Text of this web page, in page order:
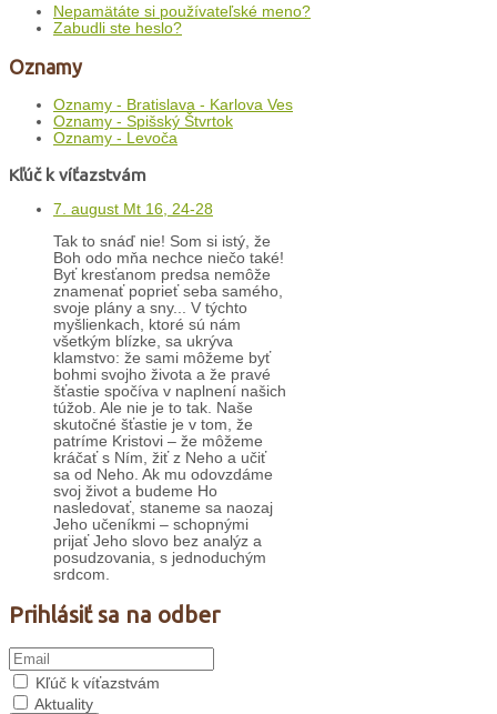
Nepamätáte si používateľské meno?
Zabudli ste heslo?
Oznamy
Oznamy - Bratislava - Karlova Ves
Oznamy - Spišský Štvrtok
Oznamy - Levoča
Kľúč k víťazstvám
7. august Mt 16, 24-28
Tak to snáď nie! Som si istý, že
Boh odo mňa nechce niečo také!
Byť kresťanom predsa nemôže
znamenať poprieť seba samého,
svoje plány a sny... V týchto
myšlienkach, ktoré sú nám
všetkým blízke, sa ukrýva
klamstvo: že sami môžeme byť
bohmi svojho života a že pravé
šťastie spočíva v naplnení našich
túžob. Ale nie je to tak. Naše
skutočné šťastie je v tom, že
patríme Kristovi – že môžeme
kráčať s Ním, žiť z Neho a učiť
sa od Neho. Ak mu odovzdáme
svoj život a budeme Ho
nasledovať, staneme sa naozaj
Jeho učeníkmi – schopnými
prijať Jeho slovo bez analýz a
posudzovania, s jednoduchým
srdcom.
Prihlásiť sa na odber
Kľúč k víťazstvám
Aktuality